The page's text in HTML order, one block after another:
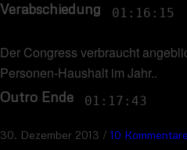
Verabschiedung 01:16:15
Der Congress verbraucht
Personen-Haushalt im Jahr..
Outro Ende 01:17:43
30. Dezember 2013 / 10 Kommentare